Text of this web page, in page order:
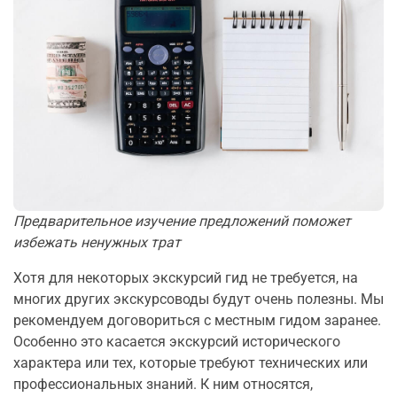
Предварительное изучение предложений поможет
избежать ненужных трат
Хотя для некоторых экскурсий гид не требуется, на
многих других экскурсоводы будут очень полезны. Мы
рекомендуем договориться с местным гидом заранее.
Особенно это касается экскурсий исторического
характера или тех, которые требуют технических или
профессиональных знаний. К ним относятся,